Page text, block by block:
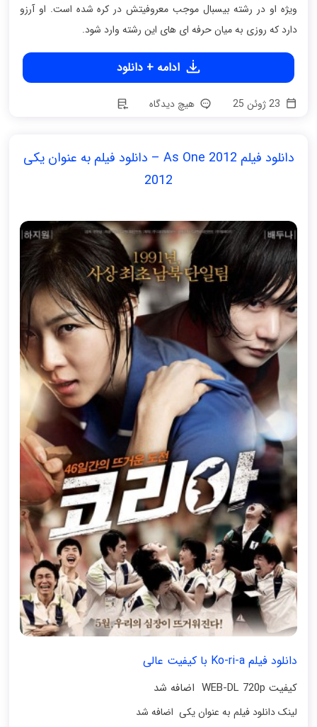
ویژه او در رشته بیسبال موجب معروفیتش در کره شده است. او آرزو
دارد که روزی به میان حرفه ای های این رشته وارد شود.
ادامه + دانلود
هیچ دیدگاه
دانلود فیلم As One 2012 – دانلود فیلم به عنوان یکی
2012
دانلود فیلم Ko-ri-a با کیفیت عالی
کیفیت WEB-DL 720p اضافه شد
لینک دانلود فیلم به عنوان یکی اضافه شد